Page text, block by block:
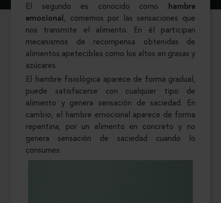
El segundo es conocido como hambre
emocional , comemos por las sensaciones que
nos transmite el alimento. En él participan
mecanismos de recompensa obtenidas de
alimentos apetecibles como los altos en grasas y
azúcares.
El hambre fisiológica aparece de forma gradual,
puede satisfacerse con cualquier tipo de
alimento y genera sensación de saciedad. En
cambio, el hambre emocional aparece de forma
repentina, por un alimento en concreto y no
genera sensación de saciedad cuando lo
consumes.